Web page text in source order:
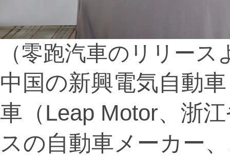
（零跑汽車のリリース
中国の新興電気自動
車（Leap Motor、浙
スの自動車メーカー